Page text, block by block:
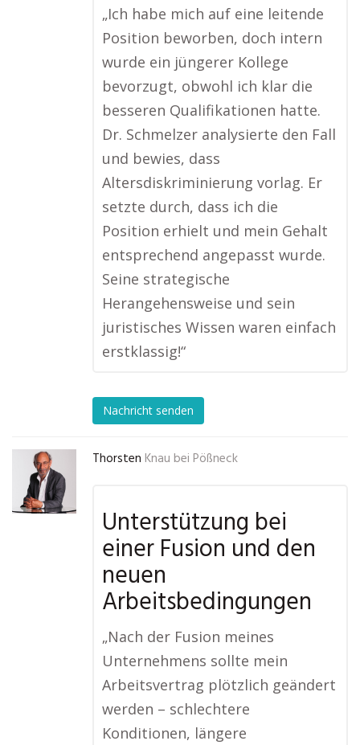
„Ich habe mich auf eine leitende
Position beworben, doch intern
wurde ein jüngerer Kollege
bevorzugt, obwohl ich klar die
besseren Qualifikationen hatte.
Dr. Schmelzer analysierte den Fall
und bewies, dass
Altersdiskriminierung vorlag. Er
setzte durch, dass ich die
Position erhielt und mein Gehalt
entsprechend angepasst wurde.
Seine strategische
Herangehensweise und sein
juristisches Wissen waren einfach
erstklassig!“
Nachricht senden
Thorsten Knau bei Pößneck
Unterstützung bei
einer Fusion und den
neuen
Arbeitsbedingungen
„Nach der Fusion meines
Unternehmens sollte mein
Arbeitsvertrag plötzlich geändert
werden – schlechtere
Konditionen, längere